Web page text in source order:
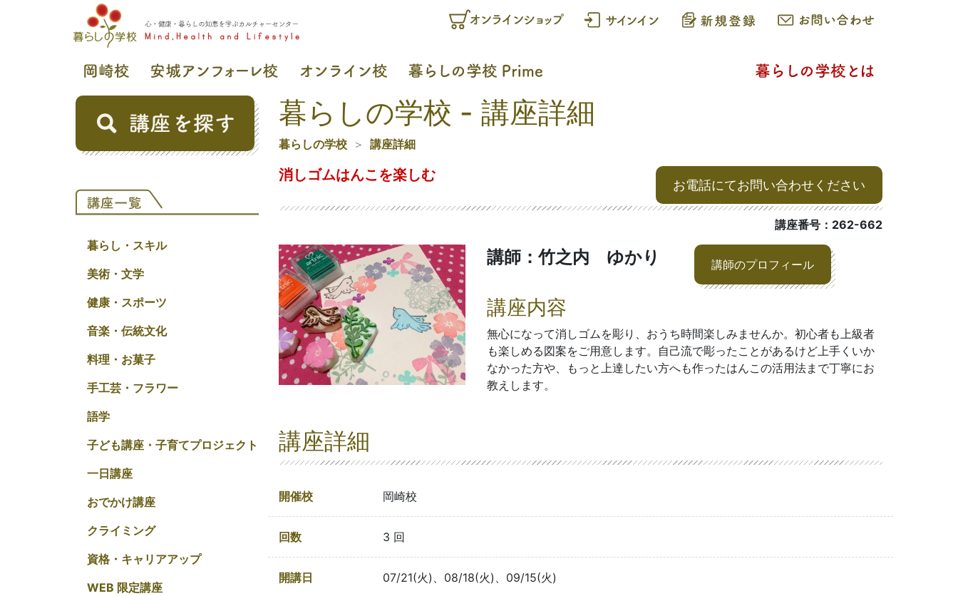
暮らし・スキル
美術・文学
健康・スポーツ
音楽・伝統文化
料理・お菓子
手工芸・フラワー
語学
子ども講座・子育てプロジェクト
一日講座
おでかけ講座
クライミング
資格・キャリアアップ
WEB 限定講座
暮らしの学校 - 講座詳細
暮らしの学校 講座詳細
消しゴムはんこを楽しむ
お電話にてお問い合わせください
講座番号：262-662
講師：竹之内 ゆかり 講師のプロフィール
講座内容
無心になって消しゴムを彫り、おうち時間楽しみませんか。初心者も上級者
も楽しめる図案をご用意します。自己流で彫ったことがあるけど上手くいか
なかった方や、もっと上達したい方へも作ったはんこの活用法まで丁寧にお
教えします。
講座詳細
開催校 岡崎校
回数 3 回
開講日 07/21(火)、08/18(火)、09/15(火)